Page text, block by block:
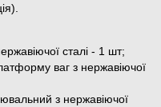
сталі - 1 шт;
ваг з нержавіючої
з нержавіючої